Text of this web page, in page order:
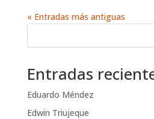
« Entradas más antiguas
Entradas
Eduardo Méndez
Edwin Triujeque